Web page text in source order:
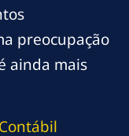
preocupação
ainda mais